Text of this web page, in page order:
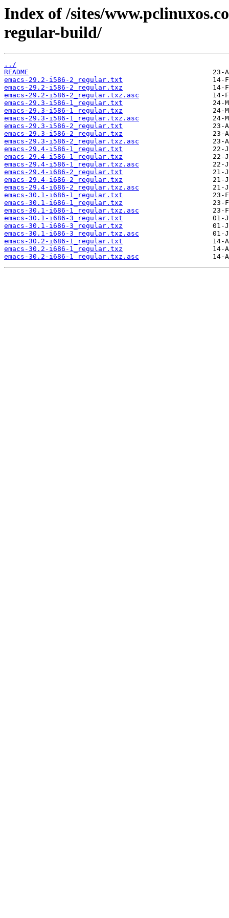
Index of /sites/
regular-build/
../
README
emacs-29.2-i586-2_regular.txt
emacs-29.2-i586-2_regular.txz
emacs-29.2-i586-2_regular.txz.asc
emacs-29.3-i586-1_regular.txt
emacs-29.3-i586-1_regular.txz
emacs-29.3-i586-1_regular.txz.asc
emacs-29.3-i586-2_regular.txt
emacs-29.3-i586-2_regular.txz
emacs-29.3-i586-2_regular.txz.asc
emacs-29.4-i586-1_regular.txt
emacs-29.4-i586-1_regular.txz
emacs-29.4-i586-1_regular.txz.asc
emacs-29.4-i686-2_regular.txt
emacs-29.4-i686-2_regular.txz
emacs-29.4-i686-2_regular.txz.asc
emacs-30.1-i686-1_regular.txt
emacs-30.1-i686-1_regular.txz
emacs-30.1-i686-1_regular.txz.asc
emacs-30.1-i686-3_regular.txt
emacs-30.1-i686-3_regular.txz
emacs-30.1-i686-3_regular.txz.asc
emacs-30.2-i686-1_regular.txt
emacs-30.2-i686-1_regular.txz
emacs-30.2-i686-1_regular.txz.asc